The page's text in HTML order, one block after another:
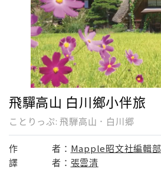
飛驒高山 白川鄉小伴旅
ことりっぷ: 飛騨高山．白川郷
作 者： Mapple昭文社編輯部
譯
者： 張雲清